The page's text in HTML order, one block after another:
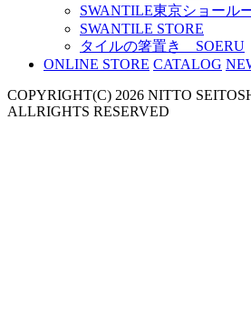
SWANTILE東京ショール
SWANTILE STORE
タイルの箸置き SOERU
ONLINE STORE CATALOG
COPYRIGHT(C) 2026 NITTO
ALLRIGHTS RESERVED